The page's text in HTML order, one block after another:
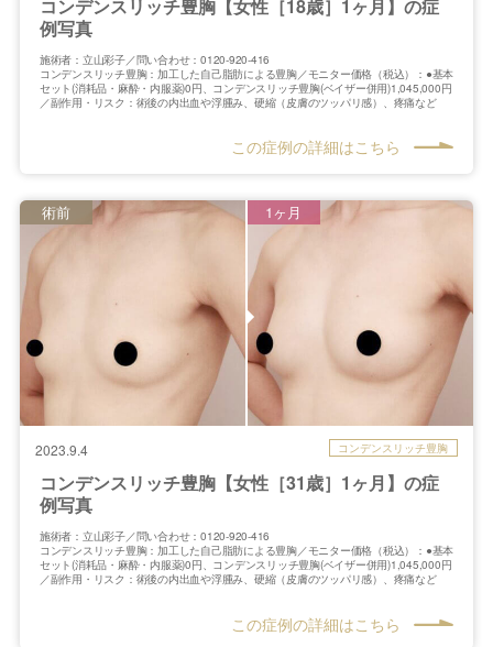
コンデンスリッチ豊胸【女性［18歳］1ヶ月】の症
例写真
施術者：立山彩子／問い合わせ：0120-920-416
コンデンスリッチ豊胸：加工した自己脂肪による豊胸／モニター価格（税込）：●基本
セット(消耗品・麻酔・内服薬)0円、コンデンスリッチ豊胸(ベイザー併用)1,045,000円
／副作用・リスク：術後の内出血や浮腫み、硬縮（皮膚のツッパリ感）、疼痛など
この症例の詳細はこちら
2023.9.4 コンデンスリッチ豊胸
コンデンスリッチ豊胸【女性［31歳］1ヶ月】の症
例写真
術前 1ヶ月
施術者：立山彩子／問い合わせ：0120-920-416
コンデンスリッチ豊胸：加工した自己脂肪による豊胸／モニター価格（税込）：●基本
セット(消耗品・麻酔・内服薬)0円、コンデンスリッチ豊胸(ベイザー併用)1,045,000円
／副作用・リスク：術後の内出血や浮腫み、硬縮（皮膚のツッパリ感）、疼痛など
この症例の詳細はこちら